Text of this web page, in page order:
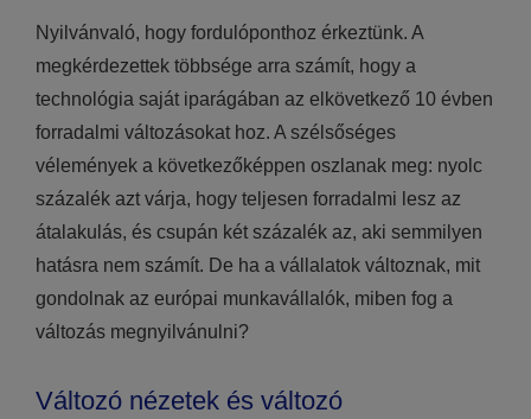
Nyilvánvaló, hogy fordulóponthoz érkeztünk. A
megkérdezettek többsége arra számít, hogy a
technológia saját iparágában az elkövetkező 10 évben
forradalmi változásokat hoz. A szélsőséges
vélemények a következőképpen oszlanak meg: nyolc
százalék azt várja, hogy teljesen forradalmi lesz az
átalakulás, és csupán két százalék az, aki semmilyen
hatásra nem számít. De ha a vállalatok változnak, mit
gondolnak az európai munkavállalók, miben fog a
változás megnyilvánulni?
Változó nézetek és változó